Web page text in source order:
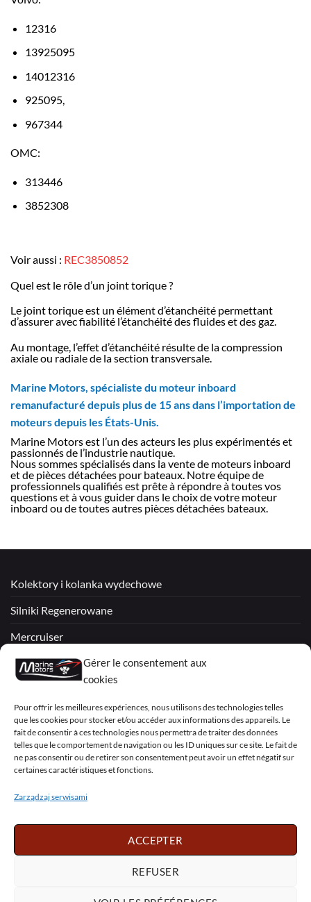
Gérer le consentement aux
cookies
Pour offrir les meilleures expériences, nous utilisons des technologies telles
que les cookies pour stocker et/ou accéder aux informations des appareils. Le
fait de consentir à ces technologies nous permettra de traiter des données
telles que le comportement de navigation ou les ID uniques sur ce site. Le fait de
ne pas consentir ou de retirer son consentement peut avoir un effet négatif sur
certaines caractéristiques et fonctions.
Zarządzaj serwisami
ACCEPTER
REFUSER
12316
13925095
14012316
925095,
967344
OMC:
313446
3852308
Voir aussi : REC3850852
Quel est le rôle d’un joint torique ?
Le joint torique est un élément d’étanchéité permettant
d’assurer avec fiabilité l’étanchéité des fluides et des gaz.
Au montage, l’effet d’étanchéité résulte de la compression
axiale ou radiale de la section transversale.
Marine Motors, spécialiste du moteur inboard
remanufacturé depuis plus de 15 ans dans l’importation de
moteurs depuis les États-Unis.
Marine Motors est l’un des acteurs les plus expérimentés et
passionnés de l’industrie nautique.
Nous sommes spécialisés dans la vente de moteurs inboard
et de pièces détachées pour bateaux. Notre équipe de
professionnels qualifiés est prête à répondre à toutes vos
questions et à vous guider dans le choix de votre moteur
inboard ou de toutes autres pièces détachées bateaux.
Kolektory i kolanka wydechowe
Silniki Regenerowane
Mercruiser
VOLVO PENTA / OMC
My Account
Visa PayPal
English Deutsch